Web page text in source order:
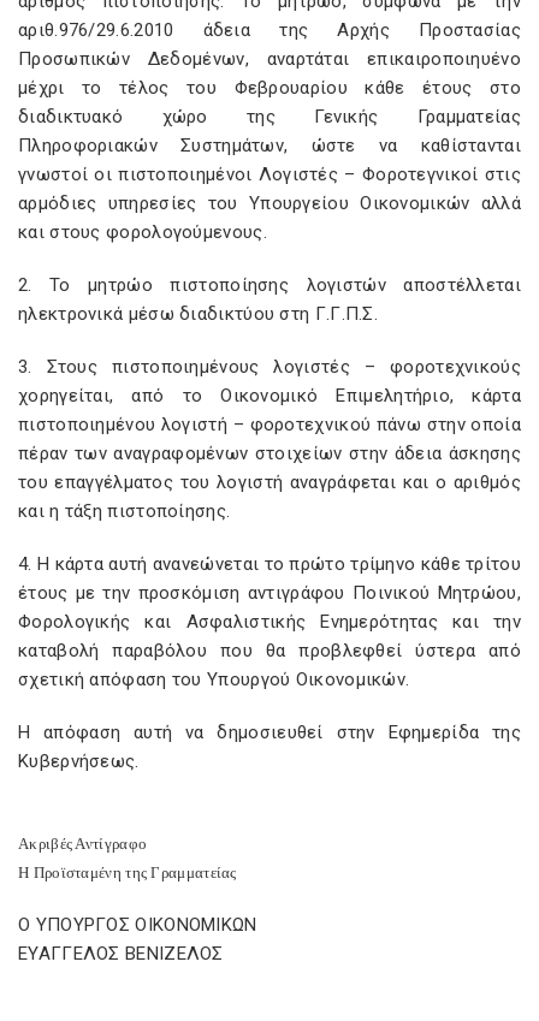
αριθ.976/29.6.2010 άδεια της Αρχής Προστασίας
Προσωπικών Δεδομένων, αναρτάται επικαιροποιηυένο
μέχρι το τέλος του Φεβρουαρίου κάθε έτους στο
διαδικτυακό χώρο της Γενικής Γραμματείας
Πληροφοριακών Συστημάτων, ώστε να καθίστανται
γνωστοί οι πιστοποιημένοι Λογιστές – Φοροτεγνικοί στις
αρμόδιες υπηρεσίες του Υπουργείου Οικονομικών αλλά
και στους φορολογούμενους.
2. Το μητρώο πιστοποίησης λογιστών αποστέλλεται
ηλεκτρονικά μέσω διαδικτύου στη Γ.Γ.Π.Σ.
3. Στους πιστοποιημένους λογιστές – φοροτεχνικούς
χορηγείται, από το Οικονομικό Επιμελητήριο, κάρτα
πιστοποιημένου λογιστή – φοροτεχνικού πάνω στην οποία
πέραν των αναγραφομένων στοιχείων στην άδεια άσκησης
του επαγγέλματος του λογιστή αναγράφεται και ο αριθμός
και η τάξη πιστοποίησης.
4. Η κάρτα αυτή ανανεώνεται το πρώτο τρίμηνο κάθε τρίτου
έτους με την προσκόμιση αντιγράφου Ποινικού Μητρώου,
Φορολογικής και Ασφαλιστικής Ενημερότητας και την
καταβολή παραβόλου που θα προβλεφθεί ύστερα από
σχετική απόφαση του Υπουργού Οικονομικών.
Η απόφαση αυτή να δημοσιευθεί στην Εφημερίδα της
Κυβερνήσεως.
Ακριβές Αντίγραφο
Η Προϊσταμένη της Γραμματείας
Ο ΥΠΟΥΡΓΟΣ ΟΙΚΟΝΟΜΙΚΩΝ
ΕΥΑΓΓΕΛΟΣ ΒΕΝΙΖΕΛΟΣ